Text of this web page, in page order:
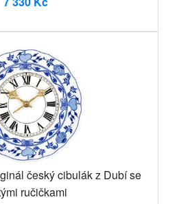
český cibulák z Dubí se
ručičkami